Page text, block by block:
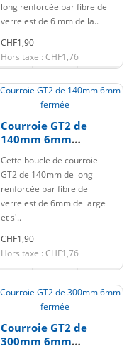
long renforcée par fibre de
verre est de 6 mm de la..
CHF1,90
Hors taxe : CHF1,76
Courroie GT2 de
140mm 6mm
Cette boucle de courroie
GT2 de 140mm de long
renforcée par fibre de
verre est de 6mm de large
et s'..
CHF1,90
Hors taxe : CHF1,76
Courroie GT2 de
300mm 6mm